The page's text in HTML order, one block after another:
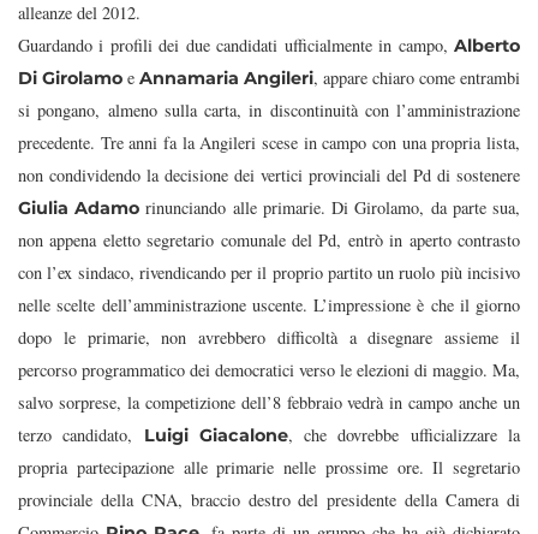
alleanze del 2012.
Guardando i profili dei due candidati ufficialmente in campo, Alberto
Di Girolamo e Annamaria Angileri, appare chiaro come entrambi
si pongano, almeno sulla carta, in discontinuità con l’amministrazione
precedente. Tre anni fa la Angileri scese in campo con una propria lista,
non condividendo la decisione dei vertici provinciali del Pd di sostenere
Giulia Adamo rinunciando alle primarie. Di Girolamo, da parte sua,
non appena eletto segretario comunale del Pd, entrò in aperto contrasto
con l’ex sindaco, rivendicando per il proprio partito un ruolo più incisivo
nelle scelte dell’amministrazione uscente. L’impressione è che il giorno
dopo le primarie, non avrebbero difficoltà a disegnare assieme il
percorso programmatico dei democratici verso le elezioni di maggio. Ma,
salvo sorprese, la competizione dell’8 febbraio vedrà in campo anche un
terzo candidato,
Luigi Giacalone, che dovrebbe ufficializzare la
propria partecipazione alle primarie nelle prossime ore. Il segretario
provinciale della CNA, braccio destro del presidente della Camera di